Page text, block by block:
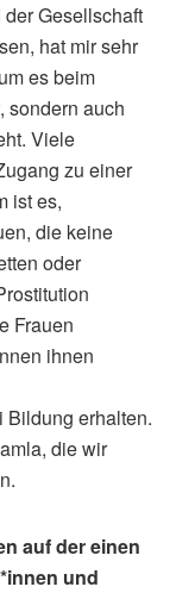
Gesellschaft
hat mir sehr
es beim
sondern auch
Viele
zu einer
ist es,
die keine
oder
Frauen
ihnen
Bildung erhalten.
die wir
auf der einen
und